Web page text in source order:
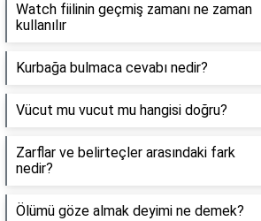
Watch fiilinin geçmiş zamanı ne zaman
kullanılır
Kurbağa bulmaca cevabı nedir?
Vücut mu vucut mu hangisi doğru?
Zarflar ve belirteçler arasındaki fark
nedir?
Ölümü göze almak deyimi ne demek?